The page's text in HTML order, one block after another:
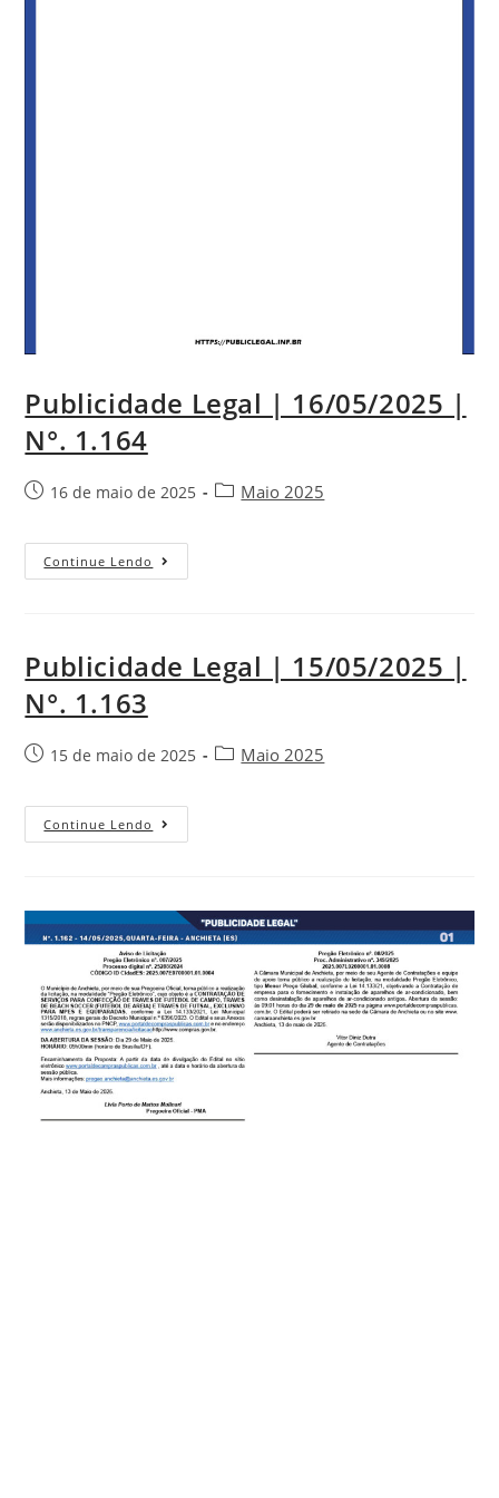
Publicidade Legal | 16/05/2025 |
N°. 1.164
16 de maio de 2025 Maio 2025
Continue Lendo
Publicidade Legal | 15/05/2025 |
N°. 1.163
15 de maio de 2025 Maio 2025
Continue Lendo